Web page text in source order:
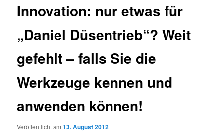
Innovation: nur etwas für
„Daniel Düsentrieb“? Weit
gefehlt – falls Sie die
Werkzeuge kennen und
anwenden können!
Veröffentlicht am13. August 2012